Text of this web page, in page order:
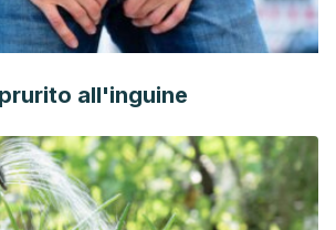
Hydration is affecting joint health.
.
dehydration-and-joint-
is-affecting-joint-health/
L. T., Bujan, J., & Rodrigues, L. M.
affects human skin hydration and
cosmetic and investigational
all'inguine